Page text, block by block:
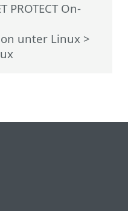
PROTECT On-
unter Linux >